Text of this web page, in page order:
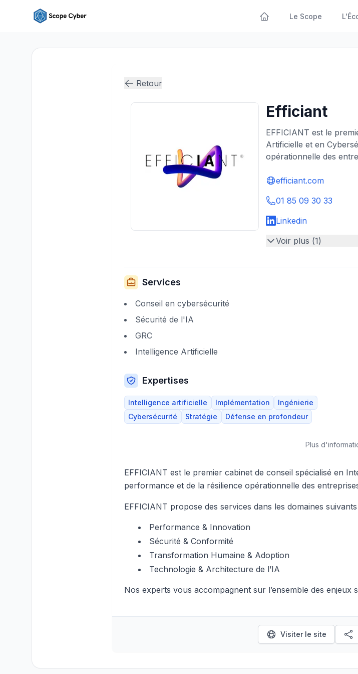
Le Scope
Retour
Efficiant
EFFICIANT est le
Artificielle et en
opérationnelle des
efficiant.com
01 85 09 30 33
Linkedin
Voir plus (1)
Services
Conseil en cybersécurité
Sécurité de l'IA
GRC
Intelligence Artificielle
Expertises
Intelligence artificielle Implémentation
Ingénierie
Cybersécurité
Stratégie Défense en profondeur
Plus
EFFICIANT est le premier cabinet de conseil spécialisé en
performance et de la résilience opérationnelle des
EFFICIANT propose des services dans les domaines suivants
Performance & Innovation
Sécurité & Conformité
Transformation Humaine & Adoption
Technologie & Architecture de l’IA
Nos experts vous accompagnent sur l’ensemble des enjeux
Visiter le site